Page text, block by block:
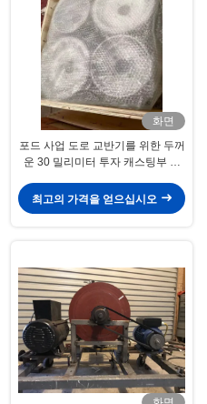
화면
포드 사업 도로 교반기를 위한 두꺼
운 30 밀리미터 투자 캐스팅부 바
최고의 가격을 얻으십시오